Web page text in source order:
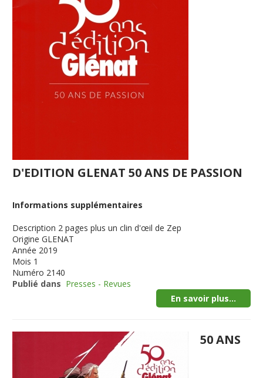
D'EDITION GLENAT 50 ANS DE PASSION
Informations supplémentaires
Description 2 pages plus un clin d'œil de Zep
Origine GLENAT
Année 2019
Mois 1
Numéro 2140
Publié dans Presses - Revues
En savoir plus...
50 ANS